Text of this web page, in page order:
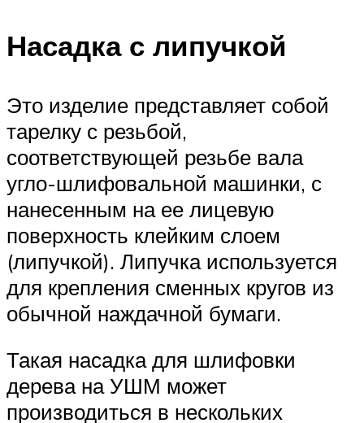
Насадка с липучкой
Это изделие представляет собой
тарелку с резьбой,
соответствующей резьбе вала
угло-шлифовальной машинки, с
нанесенным на ее лицевую
поверхность клейким слоем
(липучкой). Липучка используется
для крепления сменных кругов из
обычной наждачной бумаги.
Такая насадка для шлифовки
дерева на УШМ может
производиться в нескольких